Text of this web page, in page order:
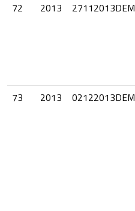
72
2013 27112013DEM
73
2013 02122013DEM